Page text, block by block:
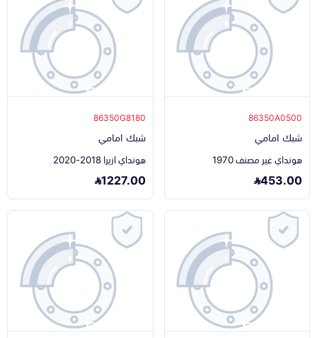
86350A0500
شبك امامي
هونداي غير مصنف 1970
453.00
86350G8180
شبك امامي
هونداي ازيرا 2018-2020
1227.00